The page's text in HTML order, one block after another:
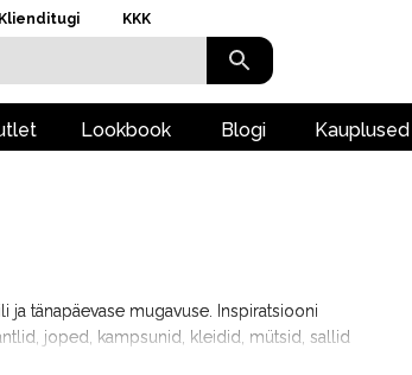
Klienditugi KKK
Lookbook Blogi Kauplused
tänapäevase mugavuse. Inspiratsiooni
joped, kampsunid, kleidid, mütsid, sallid